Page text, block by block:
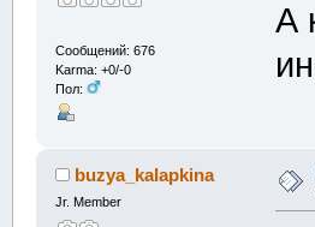
Сообщений: 676
Karma: +0/-0
Пол:
А
buzya_kalapkina
Jr. Member